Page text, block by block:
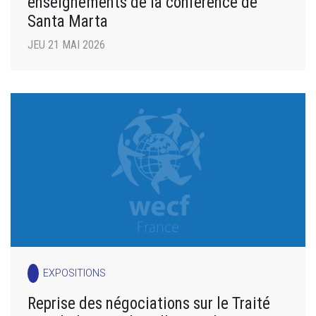
Santa Marta
JEU 21 MAI 2026
EXPOSITIONS
Reprise des négociations sur le Traité